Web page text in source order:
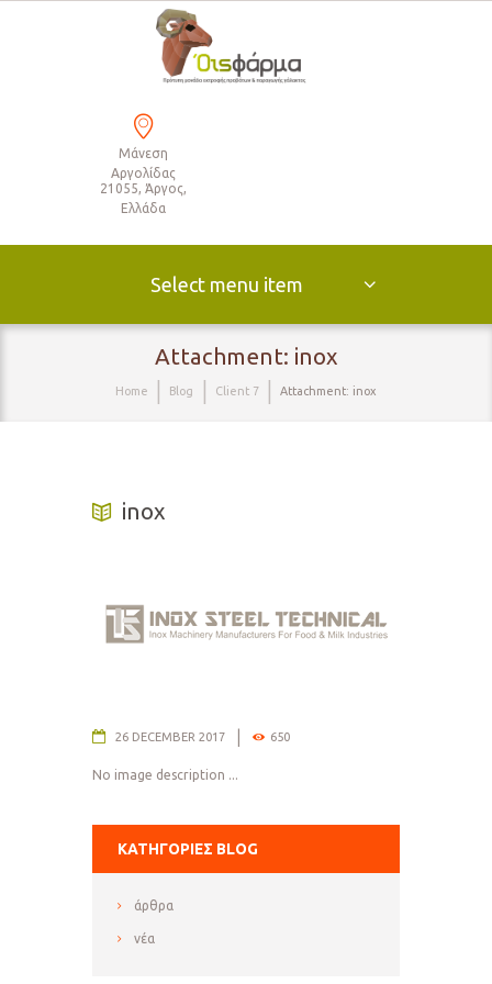
Μάνεση
Αργολίδας
21055, Άργος,
Ελλάδα
Select menu item
Attachment: inox
Home Blog Client 7 Attachment: inox
inox
26 DECEMBER 2017 650
No image description ...
ΚΑΤΗΓΟΡΊΕΣ BLOG
άρθρα
νέα